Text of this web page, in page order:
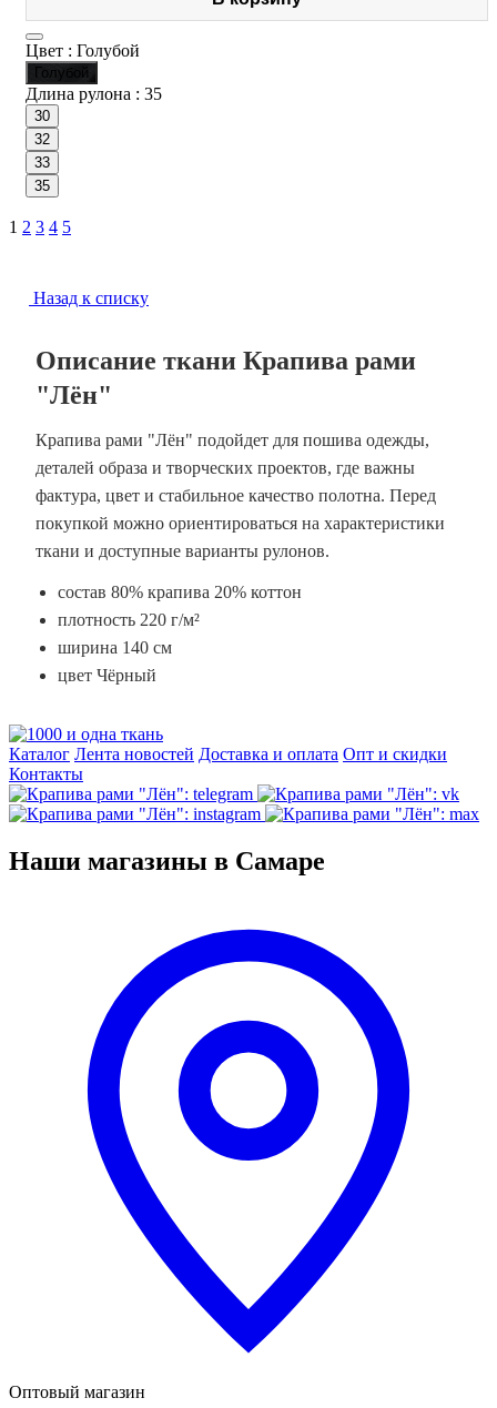
Цвет : Голубой
Голубой
Длина рулона : 35
30
32
33
35
1 2 3 4 5
Назад к списку
Описание ткани Крапива рами
"Лён"
Крапива рами "Лён" подойдет для пошива одежды,
деталей образа и творческих проектов, где важны
фактура, цвет и стабильное качество полотна. Перед
покупкой можно ориентироваться на характеристики
ткани и доступные варианты рулонов.
состав 80% крапива 20% коттон
плотность 220 г/м²
ширина 140 см
цвет Чёрный
Каталог Лента новостей Доставка и оплата Опт и скидки
Контакты
Наши магазины в Самаре
Оптовый магазин